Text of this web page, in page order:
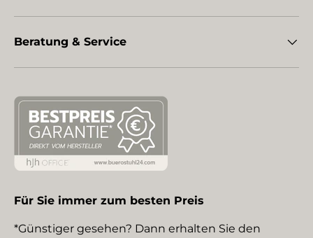
Beratung & Service
Für Sie immer zum besten Preis
*Günstiger gesehen? Dann erhalten Sie den